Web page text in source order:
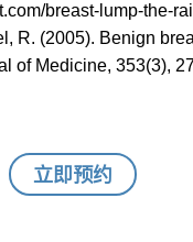
breast-lump-the-
R. (2005). Benign
of Medicine, 353(3),
立即预约